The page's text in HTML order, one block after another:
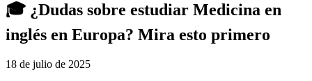
🎓 ¿Dudas sobre estudiar Medicina en
inglés en Europa? Mira esto primero
18 de julio de 2025